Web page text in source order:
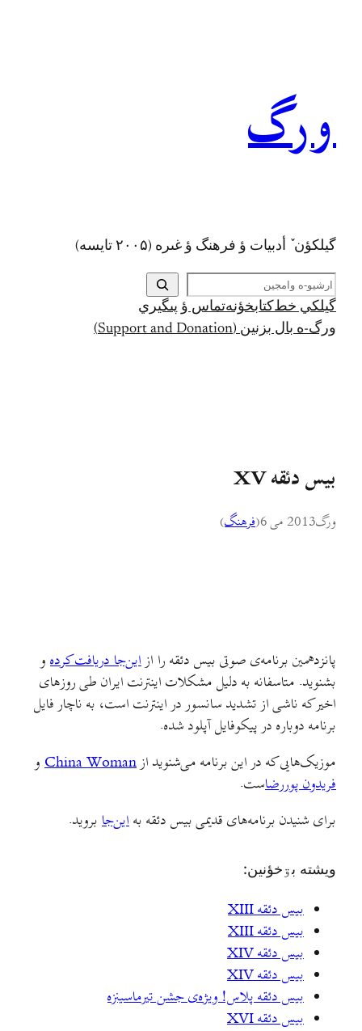
ورگ
گيلکؤن ٚ أدبیات ؤ فرهنگ ؤ غىره (۲۰۰۵ تايسه)
ج
س
ت
ج
گيلکي خط کتابخؤنهتماس ؤ پىگيري
ورگ-ه بال بزنين (Support and Donation)
بیس دئقه XV
ورگ2013 می 6 (فرهنگ)
پانزدهمین برنامه‌ی صوتی بیس دئقه را از این‌جا دریافت کرده و
بشنوید. متاسفانه به دلیل مشکلات اینترنت ایران طی روزهای
اخیر که ناشی از تشدید سانسور در اینترنت است، به ناچار فایل
برنامه دوباره در پیکوفایل آپلود شده.
موزیک‌هایی که در این برنامه می‌شنوید از China Woman و
فریدون پوررضاست.
برای شنیدن برنامه‌های قدیمی بیس دئقه بهاین‌جا بروید.
ويشته بۊخؤنين:
بیس دئقه XIII
بیس دئقه XIII
بیس دئقه XIV
بیس دئقه XIV
بیس دئقه پلاس! ویژه‌ی جشن تیرماسینزه
بیس دئقه XVI